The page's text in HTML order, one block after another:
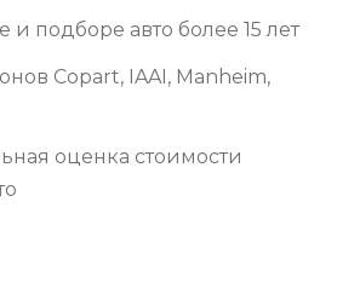
и подборе авто более 15 лет
Copart, IAAI, Manheim,
оценка стоимости